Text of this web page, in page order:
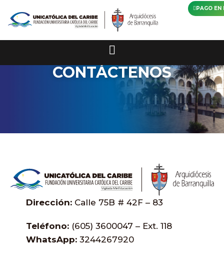
PAGO EN
CONTÁCTENOS
Dirección: Calle 75B # 42F – 83
Teléfono: (605) 3600047 – Ext. 118
WhatsApp: 3244267920